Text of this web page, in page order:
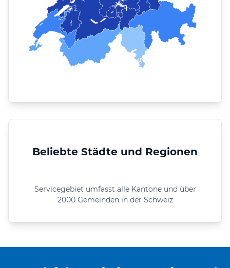
Beliebte Städte und Regionen
Servicegebiet umfasst alle Kantone und über
2000 Gemeinden in der Schweiz